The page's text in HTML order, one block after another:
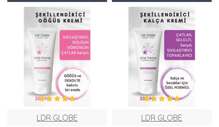
LDR GLOBE LDR GLOBE